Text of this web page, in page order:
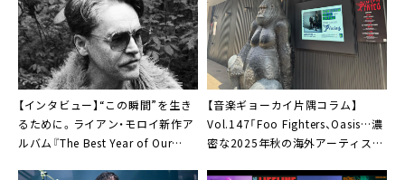
【インタビュー】“この瞬間”を生き
るために。ライアン・モロイ新作ア
ルバム『The Best Year of Our
【音楽ギョーカイ片隅コラム】
Vol.147「Foo Fighters、Oasis…濃
密な2025年秋の海外アーティスト